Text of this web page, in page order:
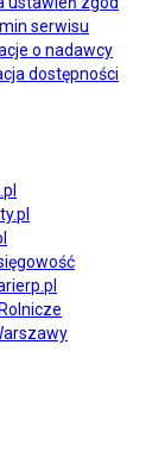
serwisu
o nadawcy
dostępności